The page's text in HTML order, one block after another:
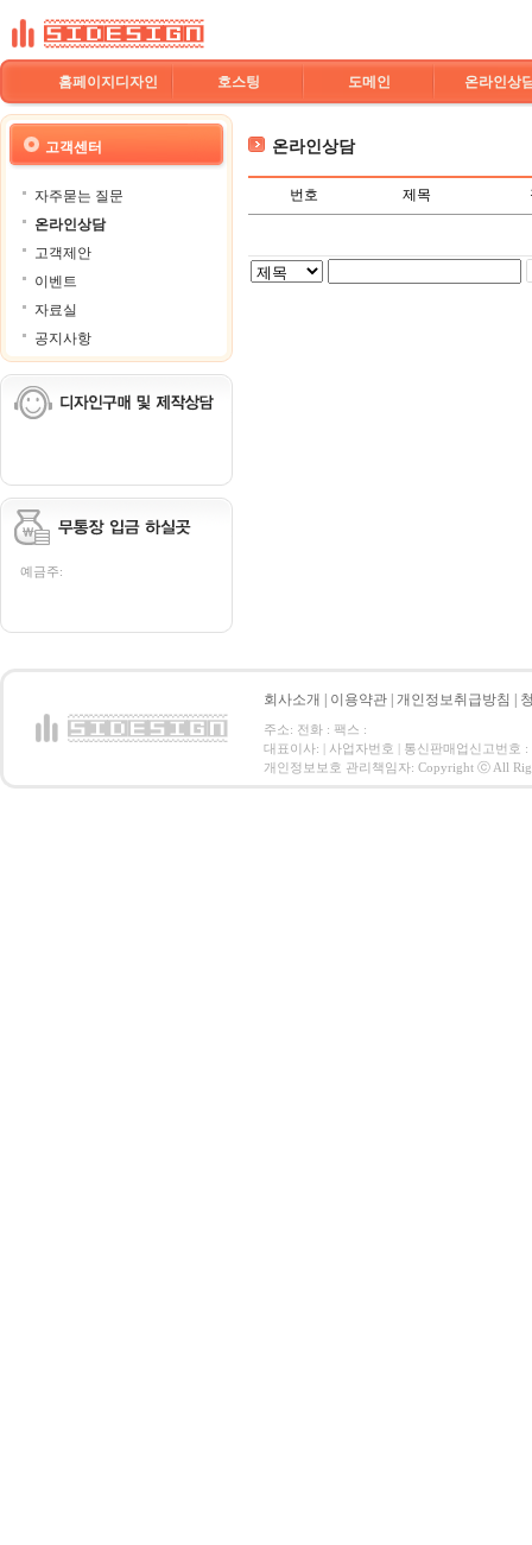
홈페이지디자인 호스팅 도메인 온라인상
고객센터
자주묻는 질문
온라인상담
고객제안
이벤트
자료실
공지사항
예금주:
온라인상담
번호 제목
회사소개 이용약관 개인정보취급방침
주소: 전화 : 팩스 :
대표이사: | 사업자번호 | 통신판매업신고번호 :
개인정보보호 관리책임자: Copyright ⓒ All